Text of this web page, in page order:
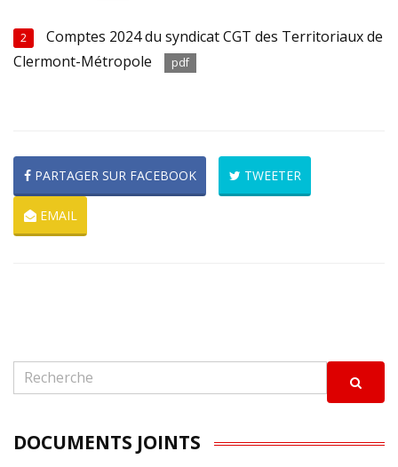
2
Comptes 2024 du syndicat CGT des Territoriaux de
Clermont-Métropole
pdf
PARTAGER SUR FACEBOOK TWEETER
EMAIL
DOCUMENTS JOINTS